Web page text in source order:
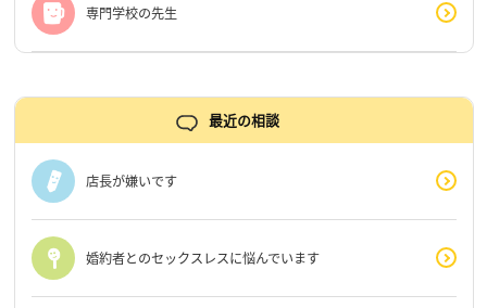
専門学校の先生
最近の相談
店長が嫌いです
婚約者とのセックスレスに悩んでいます